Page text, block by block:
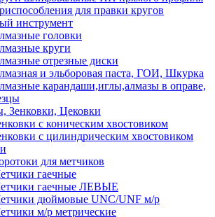
для правки кругов
инструмент
головки
круги
отрезные диски
и эльборовая паста, ГОИ, Шкурка
карандаши,иглы,алмазы в оправе,
Зенковки, Цековки
с коническим хвостовиком
с цилиндрическим хвостовиком
для метчиков
гаечные
гаечные ЛЕВЫЕ
дюймовые UNC/UNF м/р
м/р метрические